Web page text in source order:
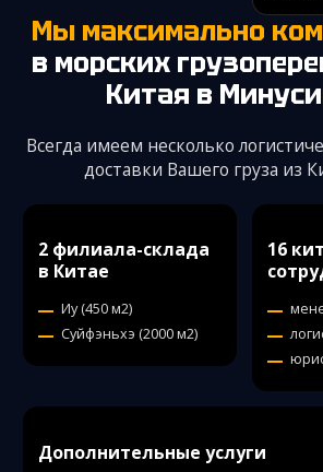
Мы максимально
в морских
Китая в
Всегда имеем несколько
доставки Вашего груза из
2 филиала-склада
в Китае
Иу (450 м2)
Суйфэньхэ (2000 м2)
16
Дополнительные услуги